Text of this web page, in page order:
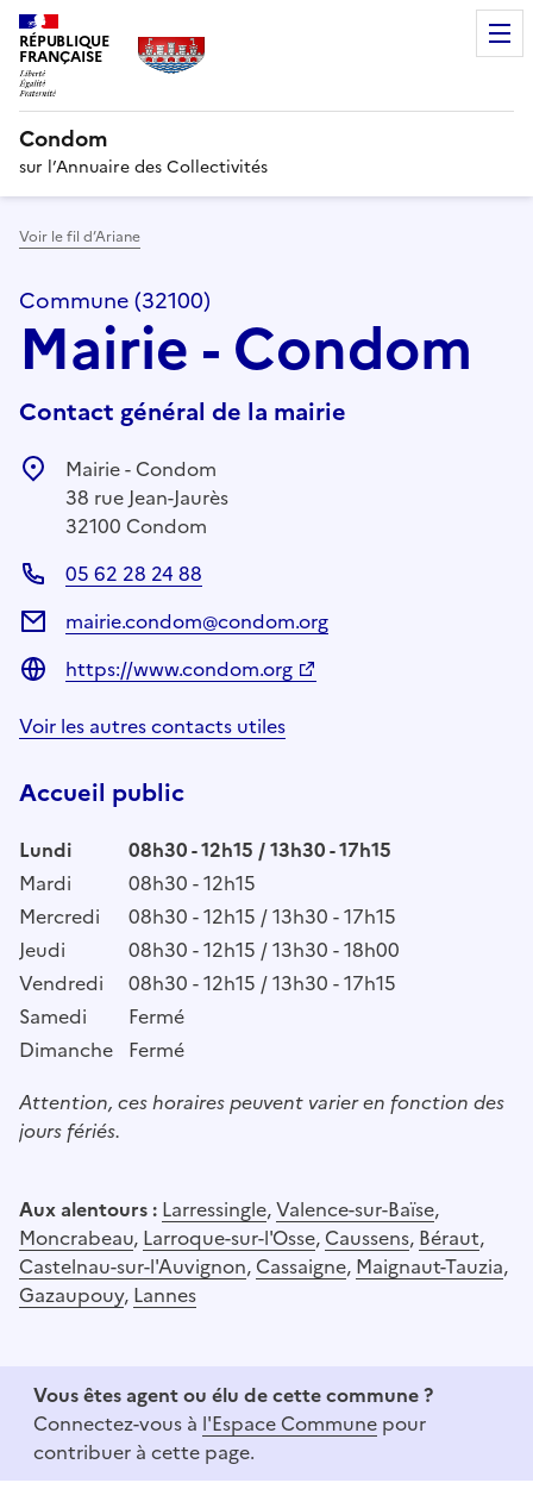
RÉPUBLIQUE
FRANÇAISE
Condom
sur l’Annuaire des Collectivités
Voir le fil d’Ariane
Commune (32100)
Mairie - Condom
Contact général de la mairie
Mairie - Condom
38 rue Jean-Jaurès
32100 Condom
05 62 28 24 88
mairie.condom@condom.org
https://www.condom.org
Voir les autres contacts utiles
Accueil public
Lundi
08h30 - 12h15 / 13h30 - 17h15
Mardi
08h30 - 12h15
Mercredi
08h30 - 12h15 / 13h30 - 17h15
Jeudi
08h30 - 12h15 / 13h30 - 18h00
Vendredi
08h30 - 12h15 / 13h30 - 17h15
Samedi
Fermé
Dimanche Fermé
Attention, ces horaires peuvent varier en fonction des
jours fériés.
Aux alentours : Larressingle,Valence-sur-Baïse,
Moncrabeau, Larroque-sur-l'Osse, Caussens, Béraut,
Castelnau-sur-l'Auvignon, Cassaigne, Maignaut-Tauzia,
Gazaupouy, Lannes
Vous êtes agent ou élu de cette commune ?
Connectez-vous à l'Espace Commune pour
contribuer à cette page.